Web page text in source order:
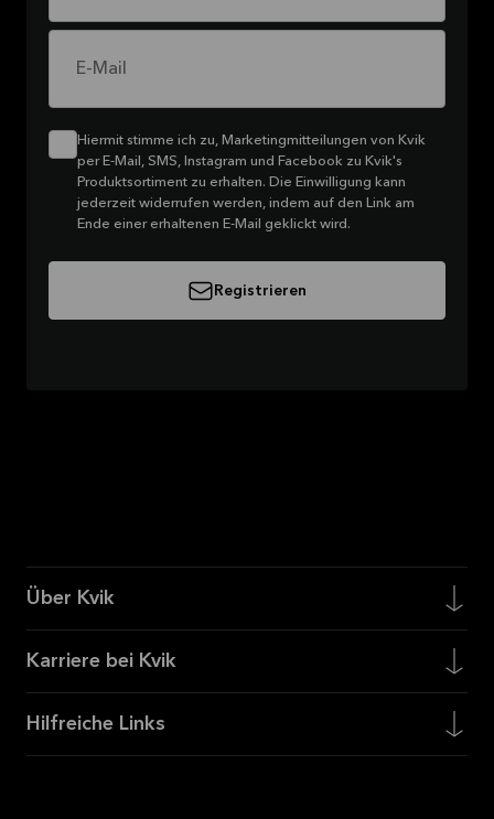
E-Mail
Hiermit stimme ich zu, Marketingmitteilungen von Kvik
per E-Mail, SMS, Instagram und Facebook zu Kvik's
Produktsortiment zu erhalten. Die Einwilligung kann
jederzeit widerrufen werden, indem auf den Link am
Ende einer erhaltenen E-Mail geklickt wird.
Registrieren
Über Kvik
Karriere bei Kvik
Hilfreiche Links